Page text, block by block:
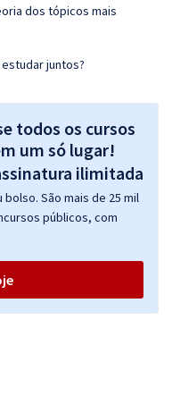
dos tópicos mais
juntos?
todos os cursos
um só lugar!
São mais de 25 mil
públicos, com